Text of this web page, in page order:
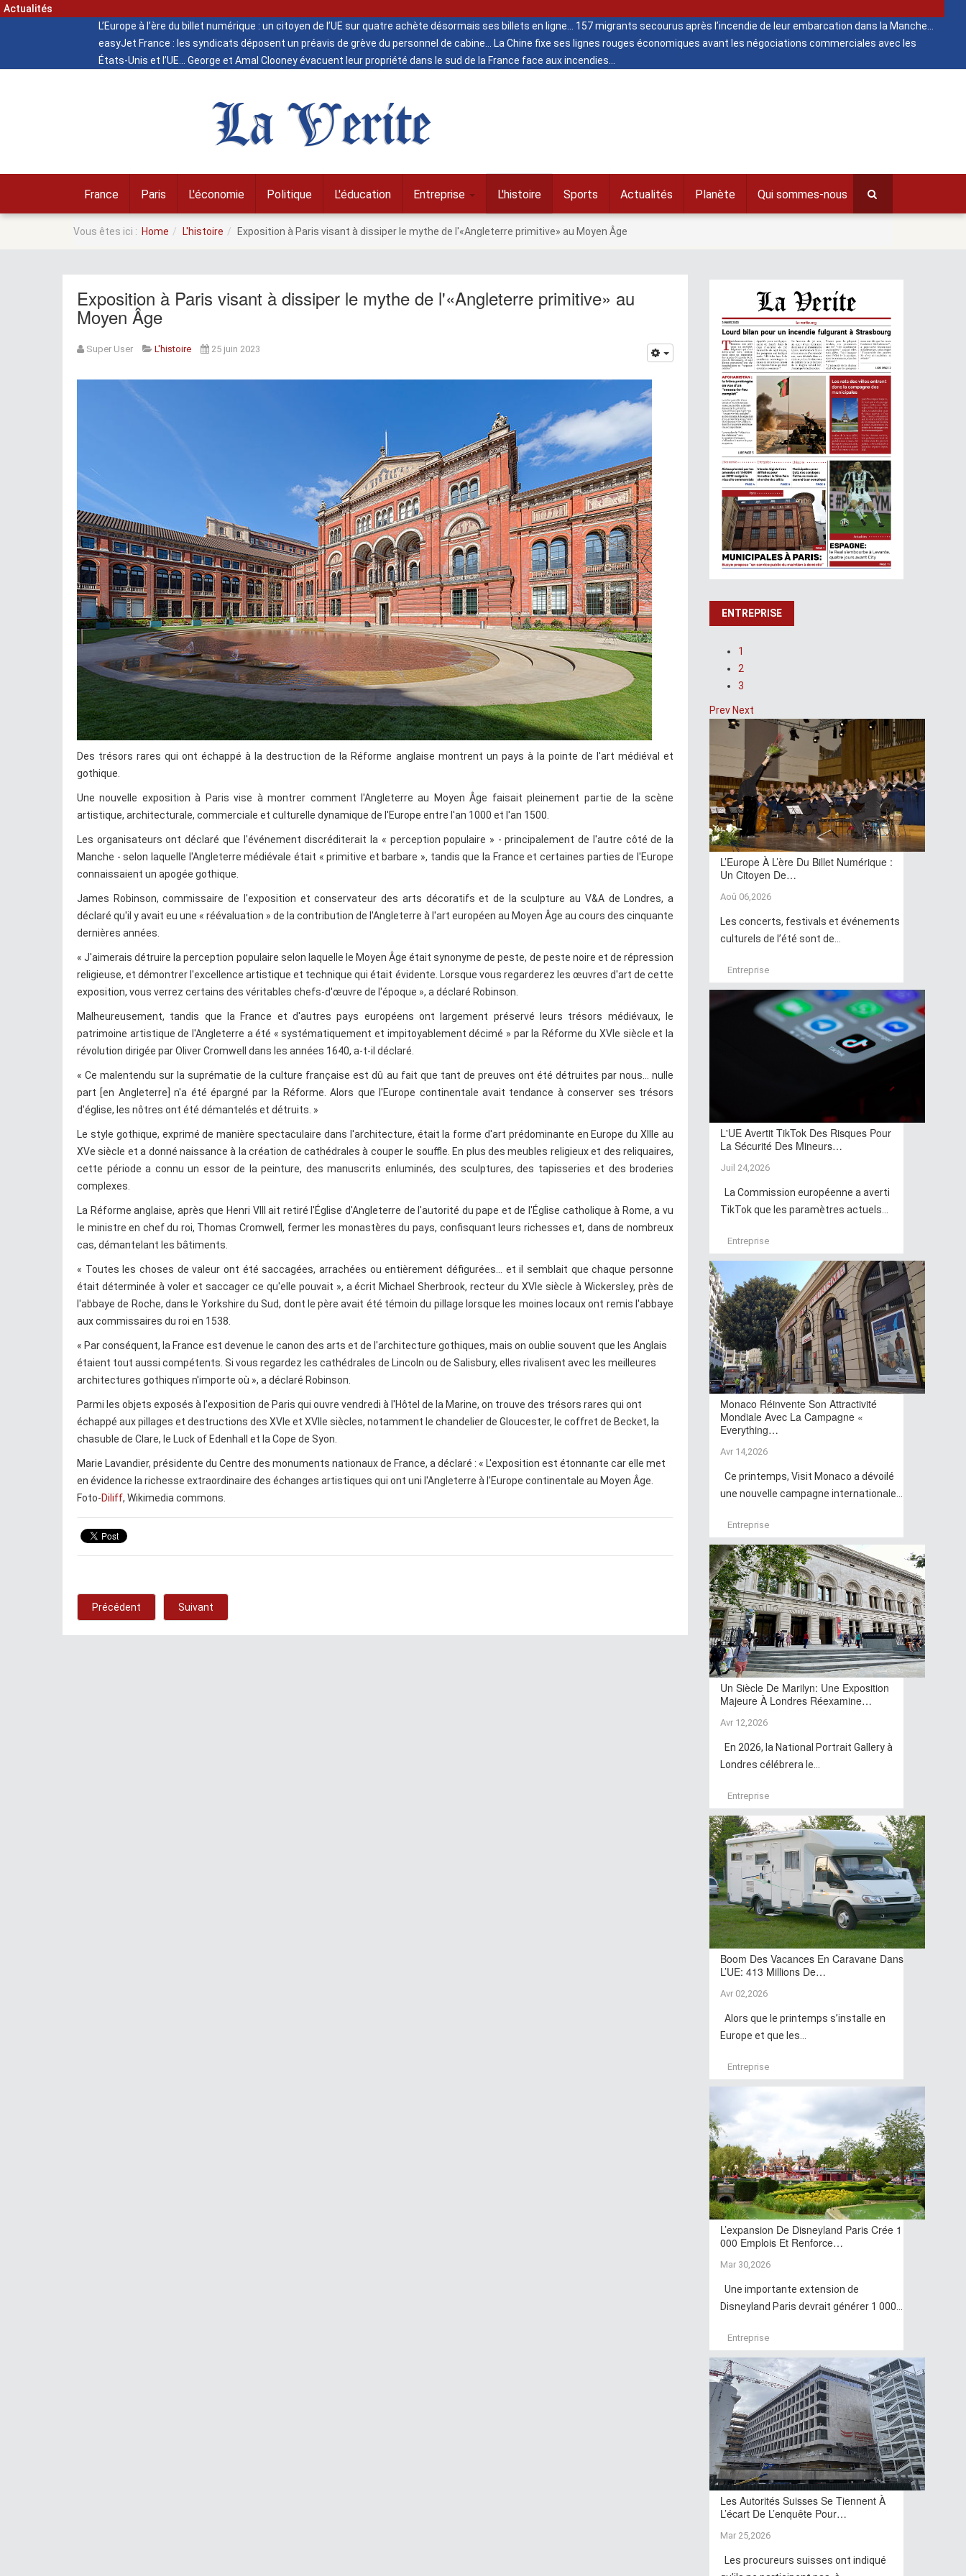
Actualités
L’Europe à l’ère du billet numérique : un citoyen de l’UE sur quatre achète désormais ses billets en ligne
157 migrants secourus après l’incendie de leur embarcation dans la Manche
easyJet France : les syndicats déposent un préavis de grève du personnel de cabine
La Chine fixe ses lignes rouges économiques avant les négociations commerciales avec les
États-Unis et l’UE
George et Amal Clooney évacuent leur propriété dans le sud de la France face aux incendies
La Verite
France Paris L'économie Politique L'éducation Entreprise L'histoire Sports Actualités Planète Qui sommes-nous
Vous êtes ici : Home L'histoire Exposition à Paris visant à dissiper le mythe de l'«Angleterre primitive» au Moyen Âge
Exposition à Paris visant à dissiper le mythe de l'«Angleterre primitive» au
Moyen Âge
Super User L'histoire 25 juin 2023
Des trésors rares qui ont échappé à la destruction de la Réforme anglaise montrent un pays à la pointe de l'art médiéval et
gothique.
Une nouvelle exposition à Paris vise à montrer comment l'Angleterre au Moyen Âge faisait pleinement partie de la scène
artistique, architecturale, commerciale et culturelle dynamique de l'Europe entre l'an 1000 et l'an 1500.
Les organisateurs ont déclaré que l'événement discréditerait la « perception populaire » - principalement de l'autre côté de la
Manche - selon laquelle l'Angleterre médiévale était « primitive et barbare », tandis que la France et certaines parties de l'Europe
connaissaient un apogée gothique.
James Robinson, commissaire de l'exposition et conservateur des arts décoratifs et de la sculpture au V&A de Londres, a
déclaré qu'il y avait eu une « réévaluation » de la contribution de l'Angleterre à l'art européen au Moyen Âge au cours des cinquante
dernières années.
« J'aimerais détruire la perception populaire selon laquelle le Moyen Âge était synonyme de peste, de peste noire et de répression
religieuse, et démontrer l'excellence artistique et technique qui était évidente. Lorsque vous regarderez les œuvres d'art de cette
exposition, vous verrez certains des véritables chefs-d'œuvre de l'époque », a déclaré Robinson.
Malheureusement, tandis que la France et d'autres pays européens ont largement préservé leurs trésors médiévaux, le
patrimoine artistique de l'Angleterre a été « systématiquement et impitoyablement décimé » par la Réforme du XVIe siècle et la
révolution dirigée par Oliver Cromwell dans les années 1640, a-t-il déclaré.
« Ce malentendu sur la suprématie de la culture française est dû au fait que tant de preuves ont été détruites par nous... nulle
part [en Angleterre] n'a été épargné par la Réforme. Alors que l'Europe continentale avait tendance à conserver ses trésors
d'église, les nôtres ont été démantelés et détruits. »
Le style gothique, exprimé de manière spectaculaire dans l'architecture, était la forme d'art prédominante en Europe du XIIIe au
XVe siècle et a donné naissance à la création de cathédrales à couper le souffle. En plus des meubles religieux et des reliquaires,
cette période a connu un essor de la peinture, des manuscrits enluminés, des sculptures, des tapisseries et des broderies
complexes.
La Réforme anglaise, après que Henri VIII ait retiré l'Église d'Angleterre de l'autorité du pape et de l'Église catholique à Rome, a vu
le ministre en chef du roi, Thomas Cromwell, fermer les monastères du pays, confisquant leurs richesses et, dans de nombreux
cas, démantelant les bâtiments.
« Toutes les choses de valeur ont été saccagées, arrachées ou entièrement défigurées... et il semblait que chaque personne
était déterminée à voler et saccager ce qu'elle pouvait », a écrit Michael Sherbrook, recteur du XVIe siècle à Wickersley, près de
l'abbaye de Roche, dans le Yorkshire du Sud, dont le père avait été témoin du pillage lorsque les moines locaux ont remis l'abbaye
aux commissaires du roi en 1538.
« Par conséquent, la France est devenue le canon des arts et de l'architecture gothiques, mais on oublie souvent que les Anglais
étaient tout aussi compétents. Si vous regardez les cathédrales de Lincoln ou de Salisbury, elles rivalisent avec les meilleures
architectures gothiques n'importe où », a déclaré Robinson.
Parmi les objets exposés à l'exposition de Paris qui ouvre vendredi à l'Hôtel de la Marine, on trouve des trésors rares qui ont
échappé aux pillages et destructions des XVIe et XVIIe siècles, notamment le chandelier de Gloucester, le coffret de Becket, la
chasuble de Clare, le Luck of Edenhall et la Cope de Syon.
Marie Lavandier, présidente du Centre des monuments nationaux de France, a déclaré : « L'exposition est étonnante car elle met
en évidence la richesse extraordinaire des échanges artistiques qui ont uni l'Angleterre à l'Europe continentale au Moyen Âge.
Foto-Diliff, Wikimedia commons.
Précédent Suivant
ENTREPRISE
1
2
3
Prev Next
L’Europe À L’ère Du Billet Numérique :
Un Citoyen De…
Aoû 06,2026
Les concerts, festivals et événements
culturels de l’été sont de...
Entreprise
L'UE Avertit TikTok Des Risques Pour
La Sécurité Des Mineurs…
Juil 24,2026
La Commission européenne a averti
TikTok que les paramètres actuels...
Entreprise
Monaco Réinvente Son Attractivité
Mondiale Avec La Campagne «
Everything…
Avr 14,2026
Ce printemps, Visit Monaco a dévoilé
une nouvelle campagne internationale...
Entreprise
Un Siècle De Marilyn: Une Exposition
Majeure À Londres Réexamine…
Avr 12,2026
En 2026, la National Portrait Gallery à
Londres célébrera le...
Entreprise
Boom Des Vacances En Caravane Dans
L’UE: 413 Millions De…
Avr 02,2026
Alors que le printemps s’installe en
Europe et que les...
Entreprise
L’expansion De Disneyland Paris Crée 1
000 Emplois Et Renforce…
Mar 30,2026
Une importante extension de
Disneyland Paris devrait générer 1 000...
Entreprise
Les Autorités Suisses Se Tiennent À
L’écart De L’enquête Pour…
Mar 25,2026
Les procureurs suisses ont indiqué